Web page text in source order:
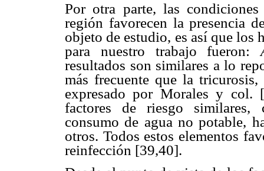
Por otra parte, las
región favorecen la presencia
objeto de estudio, es así que los
para nuestro trabajo fueron:
resultados son similares a lo
más frecuente que la
expresado por Morales y col.
factores de riesgo similares,
consumo de agua no potable,
otros. Todos estos elementos
reinfección [39,40].